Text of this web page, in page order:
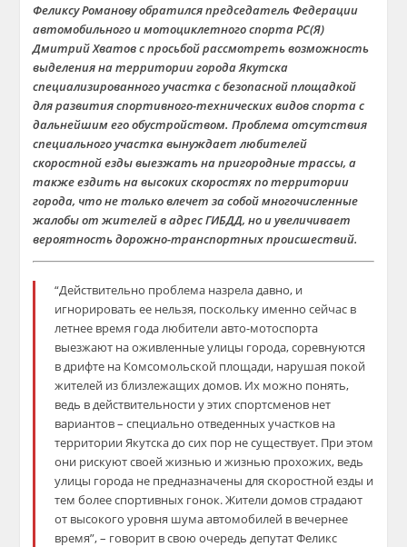
Феликсу Романову обратился председатель Федерации
автомобильного и мотоциклетного спорта РС(Я)
Дмитрий Хватов с просьбой рассмотреть возможность
выделения на территории города Якутска
специализированного участка с безопасной площадкой
для развития спортивного-технических видов спорта с
дальнейшим его обустройством. Проблема отсутствия
специального участка вынуждает любителей
скоростной езды выезжать на пригородные трассы, а
также ездить на высоких скоростях по территории
города, что не только влечет за собой многочисленные
жалобы от жителей в адрес ГИБДД, но и увеличивает
вероятность дорожно-транспортных происшествий.
“Действительно проблема назрела давно, и
игнорировать ее нельзя, поскольку именно сейчас в
летнее время года любители авто-мотоспорта
выезжают на оживленные улицы города, соревнуются
в дрифте на Комсомольской площади, нарушая покой
жителей из близлежащих домов. Их можно понять,
ведь в действительности у этих спортсменов нет
вариантов – специально отведенных участков на
территории Якутска до сих пор не существует. При этом
они рискуют своей жизнью и жизнью прохожих, ведь
улицы города не предназначены для скоростной езды и
тем более спортивных гонок. Жители домов страдают
от высокого уровня шума автомобилей в вечернее
время”, – говорит в свою очередь депутат Феликс